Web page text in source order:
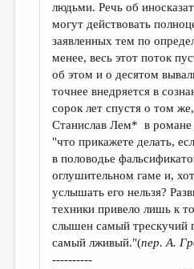
людьми. Речь об
могут действовать
заявленных тем по
менее, весь этот поток
об этом и о десятом
точнее внедряется в
сорок лет спустя о том
Станислав Лем* в романе
"что прикажете делать,
в половодье
оглушительном гаме и,
услышать его нельзя?
техники привело лишь к
слышен самый трескучий
самый лживый."(пер. А.
----------